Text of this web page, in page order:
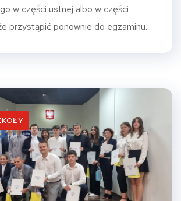
w części ustnej albo w części
przystąpić ponownie do egzaminu...